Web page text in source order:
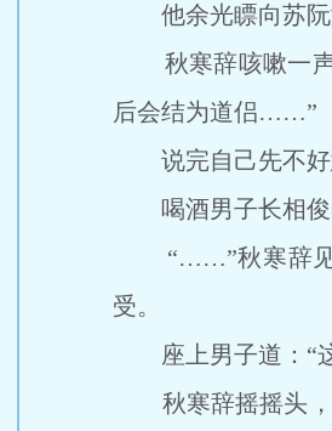
他余光瞟向苏阮
秋寒辞咳嗽一声
后会结为道侣……”
说完自己先不好
喝酒男子长相俊
“……”秋寒辞见众
受。
座上男子道：“这
秋寒辞摇摇头，